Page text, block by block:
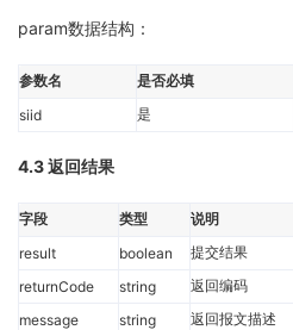
param数据结构：
参数名 是否必填
siid
是
4.3 返回结果
字段 类型 说明
result
boolean 提交结果
returnCode
string
返回编码
message
string
返回报文描述